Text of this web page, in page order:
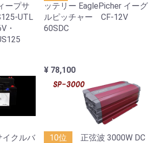
ープサ
UTL
・
ッテリー EaglePicher イーグ
ルピッチャー CF-12V
60SDC
¥ 78,100
イクルバ
10位
正弦波 3000W DC